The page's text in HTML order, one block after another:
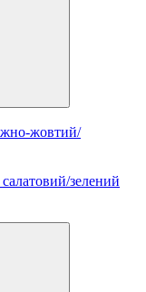
жовтий/